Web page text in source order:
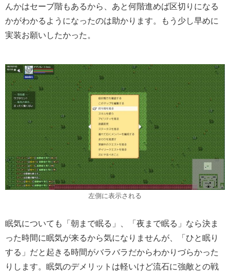
んかはセーブ階もあるから、あと何階進めば区切りになる
かがわかるようになったのは助かります。もう少し早めに
実装お願いしたかった。
左側に表示される
眠気についても「朝まで眠る」、「夜まで眠る」なら決ま
った時間に眠気が来るから気になりませんが、「ひと眠り
する」だと起きる時間がバラバラだからわかりづらかった
りします。眠気のデメリットは軽いけど流石に強敵との戦